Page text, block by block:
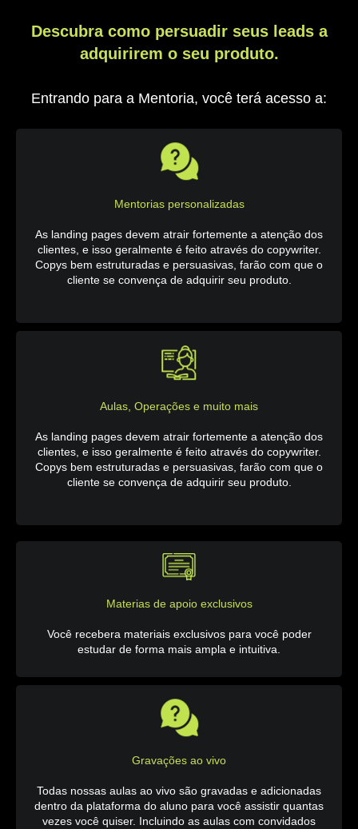
Descubra como persuadir seus leads a
adquirirem o seu produto.
Entrando para a Mentoria, você terá acesso a:
Mentorias personalizadas
As landing pages devem atrair fortemente a atenção dos
clientes, e isso geralmente é feito através do copywriter.
Copys bem estruturadas e persuasivas, farão com que o
cliente se convença de adquirir seu produto.
Aulas, Operações e muito mais
As landing pages devem atrair fortemente a atenção dos
clientes, e isso geralmente é feito através do copywriter.
Copys bem estruturadas e persuasivas, farão com que o
cliente se convença de adquirir seu produto.
Materias de apoio exclusivos
Você recebera materiais exclusivos para você poder
estudar de forma mais ampla e intuitiva.
Gravações ao vivo
Todas nossas aulas ao vivo são gravadas e adicionadas
dentro da plataforma do aluno para você assistir quantas
vezes você quiser. Incluindo as aulas com convidados